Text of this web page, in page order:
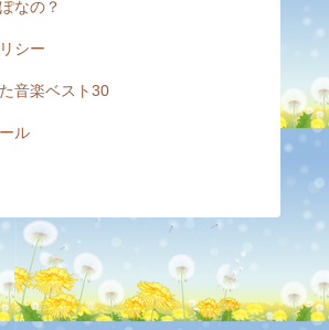
なの？
シー
音楽ベスト30
ル